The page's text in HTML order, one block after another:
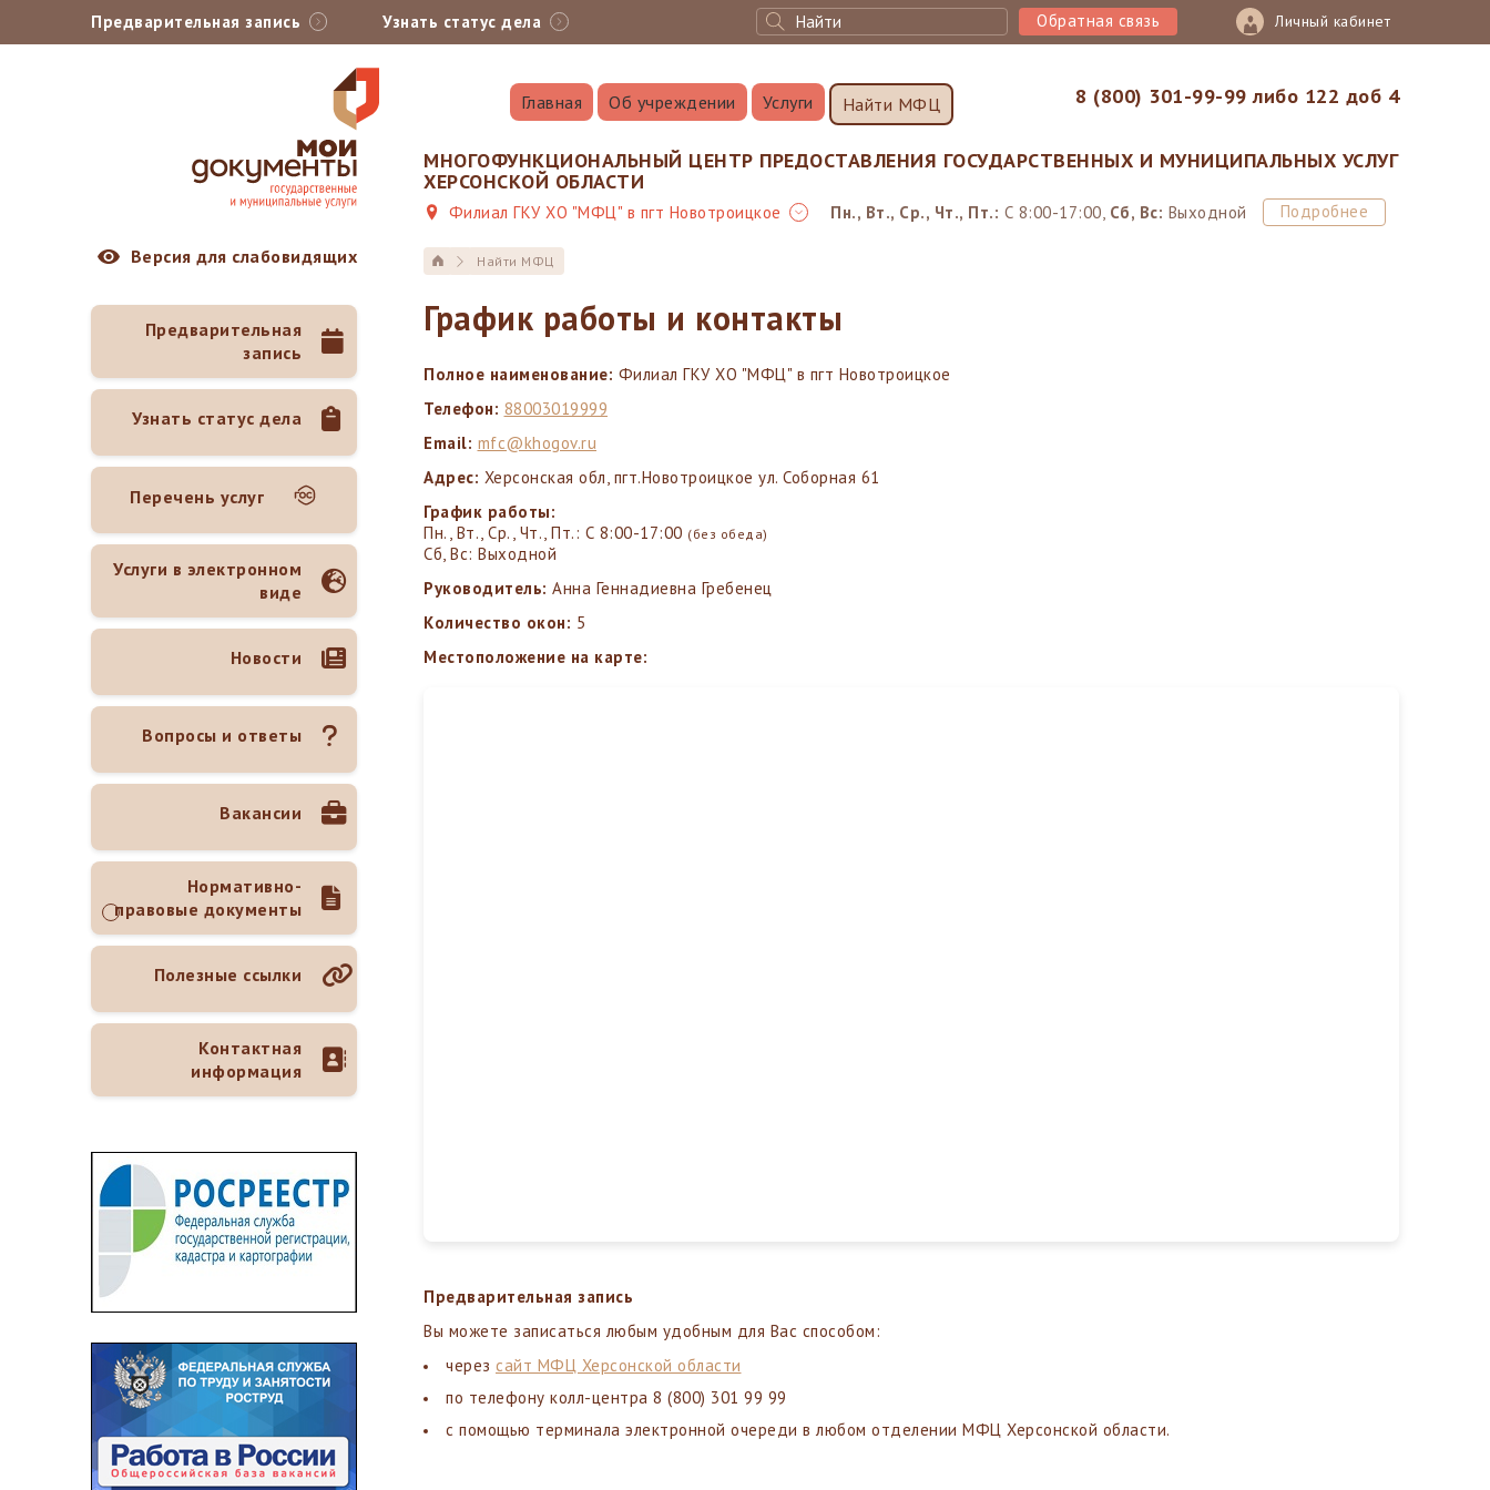
Предварительная запись Узнать статус дела Личный кабинет
8 (800) 301-99-99 либо 122 доб 4
Обратная связь
Главная Об учреждении Услуги Найти МФЦ
МНОГОФУНКЦИОНАЛЬНЫЙ ЦЕНТР ПРЕДОСТАВЛЕНИЯ ГОСУДАРСТВЕННЫХ И МУНИЦИПАЛЬНЫХ УСЛУГ
ХЕРСОНСКОЙ ОБЛАСТИ
Филиал ГКУ ХО "МФЦ" в пгт Новотроицкое Пн., Вт., Ср., Чт., Пт.: С 8:00-17:00, Сб, Вс: Выходной Подробнее
Версия для слабовидящих
Предварительная
запись
Узнать статус дела
Перечень услуг
Услуги в электронном
виде
Новости
Вопросы и ответы
Вакансии
Нормативно-
правовые документы
Полезные ссылки
Контактная
информация
Найти МФЦ
График работы и контакты
Полное наименование: Филиал ГКУ ХО "МФЦ" в пгт Новотроицкое
Телефон: 88003019999
Email: mfc@khogov.ru
Адрес: Херсонская обл, пгт.Новотроицкое ул. Соборная 61
График работы:
Пн., Вт., Ср., Чт., Пт.: С 8:00-17:00 (без обеда)
Сб, Вс: Выходной
Руководитель: Анна Геннадиевна Гребенец
Количество окон: 5
Местоположение на карте:
Предварительная запись
Вы можете записаться любым удобным для Вас способом:
через сайт МФЦ Херсонской области
по телефону колл-центра 8 (800) 301 99 99
с помощью терминала электронной очереди в любом отделении МФЦ Херсонской области.